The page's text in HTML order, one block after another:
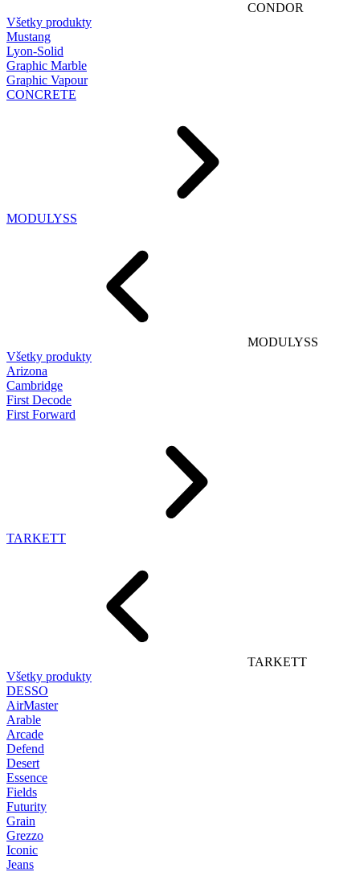
CONDOR
Všetky produkty
Mustang
Lyon-Solid
Graphic Marble
Graphic Vapour
CONCRETE
MODULYSS
MODULYSS
Všetky produkty
Arizona
Cambridge
First Decode
First Forward
TARKETT
TARKETT
Všetky produkty
DESSO
AirMaster
Arable
Arcade
Defend
Desert
Essence
Fields
Futurity
Grain
Grezzo
Iconic
Jeans